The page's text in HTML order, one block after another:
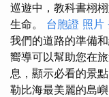
巡遊中，教科書栩
生命。 台胞證 照片
我們的道路的準備
嚮導可以幫助您在
息，顯示必看的景
勒比海最美麗的島嶼